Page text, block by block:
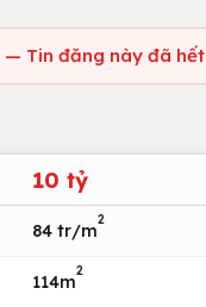
— Tin đăng này đã hết
10 tỷ
84 tr/m
2
114m
2